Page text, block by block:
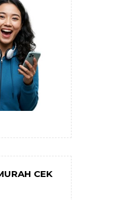
CEK